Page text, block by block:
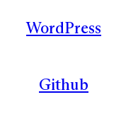
WordPress
Github